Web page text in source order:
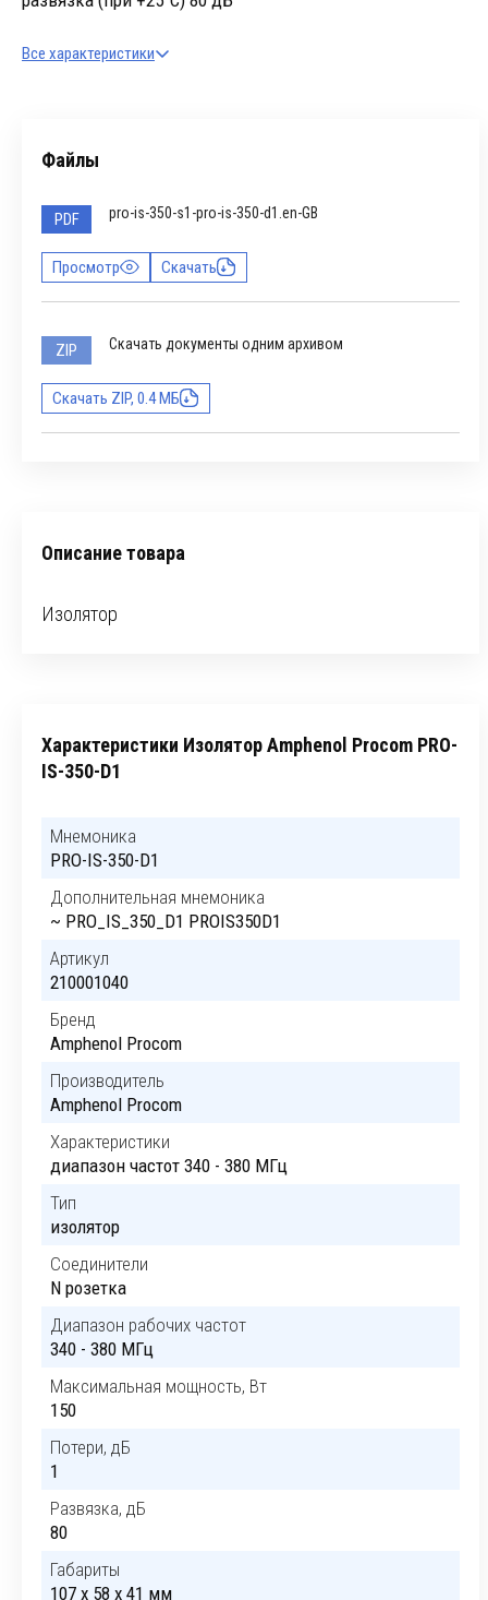
Все характеристики
Файлы
PDF pro-is-350-s1-pro-is-350-d1.en-GB
Просмотр Скачать
ZIP Скачать документы одним архивом
Скачать ZIP, 0.4 МБ
Описание товара
Изолятор
Характеристики Изолятор Amphenol Procom PRO-
IS-350-D1
Мнемоника
PRO-IS-350-D1
Дополнительная мнемоника
~ PRO_IS_350_D1 PROIS350D1
Артикул
210001040
Бренд
Amphenol Procom
Производитель
Amphenol Procom
Характеристики
диапазон частот 340 - 380 МГц
Тип
изолятор
Соединители
N розетка
Диапазон рабочих частот
340 - 380 МГц
Максимальная мощность, Вт
150
Потери, дБ
1
Развязка, дБ
80
Габариты
107 x 58 x 41 мм